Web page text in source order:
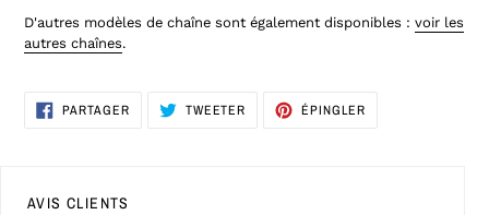
D'autres modèles de chaîne sont également disponibles : voir les
autres chaînes.
PARTAGERPARTAGER
SUR
TWEETER TWEETERÉPINGLER
AVIS CLIENTS